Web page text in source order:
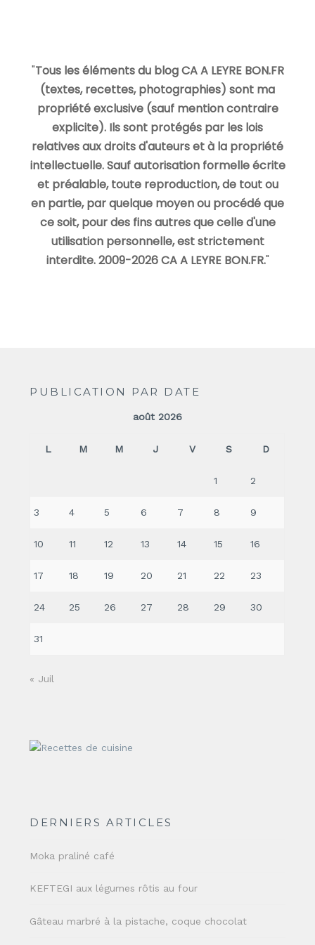
"Tous les éléments du blog CA A LEYRE BON.FR
(textes, recettes, photographies) sont ma
propriété exclusive (sauf mention contraire
explicite). Ils sont protégés par les lois
relatives aux droits d'auteurs et à la propriété
intellectuelle. Sauf autorisation formelle écrite
et préalable, toute reproduction, de tout ou
en partie, par quelque moyen ou procédé que
ce soit, pour des fins autres que celle d'une
utilisation personnelle, est strictement
interdite. 2009-2026 CA A LEYRE BON.FR."
PUBLICATION PAR DATE
août 2026
L M M J V S D
1 2
3 4 5 6 7 8 9
10 11 12 13 14 15 16
17 18 19 20 21 22 23
24 25 26 27 28 29 30
31
« Juil
DERNIERS ARTICLES
Moka praliné café
KEFTEGI aux légumes rôtis au four
Gâteau marbré à la pistache, coque chocolat